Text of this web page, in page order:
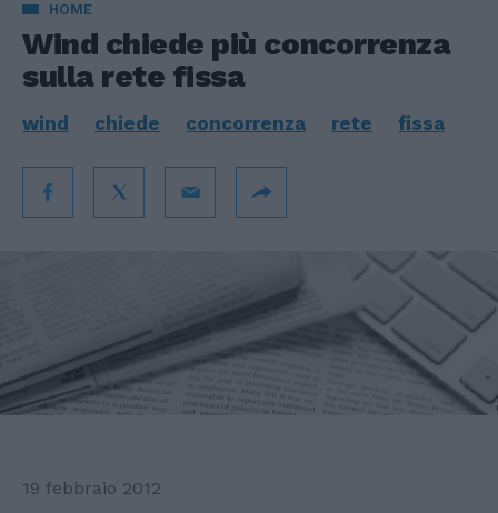
HOME
Wind chiede più concorrenza
sulla rete fissa
wind chiede concorrenza rete fissa
19 febbraio 2012